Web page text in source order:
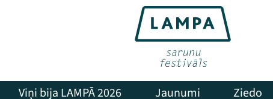
Viņi bija LAMPĀ 2026 Jaunumi Ziedo